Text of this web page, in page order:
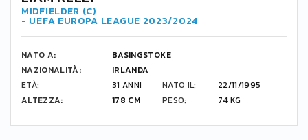
MIDFIELDER (C)
- UEFA EUROPA LEAGUE 2023/2024
NATO A:
BASINGSTOKE
NAZIONALITÀ:
IRLANDA
ETÀ:
31 ANNI NATO IL:
22/11/1995
ALTEZZA:
178 CM PESO: 74 KG